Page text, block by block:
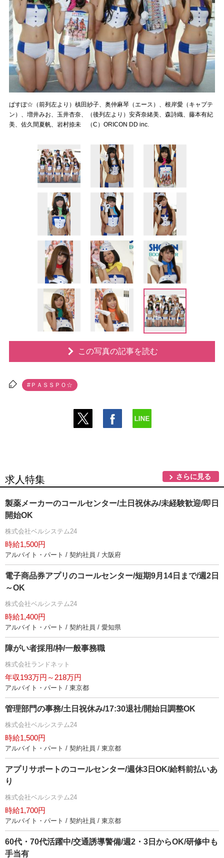
ぱすぽ☆（前列左より）槙田紗子、奥仲麻琴（エース）、根岸愛（キャプテ
ン）、増井みお、玉井杏奈、（後列左より）安斉奈緒美、森詩織、藤本有紀
美、佐久間夏帆、岩村捺未 （C）ORICON DD inc.
この写真の記事を読む
#ＰＡＳＳＰＯ☆
求人特集 さらに見る
製薬メーカーのコールセンター/土日祝休み/未経験歓迎/即日
開始OK
株式会社ベルシステム24
時給1,500円
アルバイト・パート / 契約社員 / 大阪府
電子商品券アプリのコールセンター/短期9月14日まで/週2日
～OK
株式会社ベルシステム24
時給1,400円
アルバイト・パート / 契約社員 / 愛知県
障がい者採用/枠/一般事務職
株式会社ランドネット
年収193万円～218万円
アルバイト・パート / 東京都
管理部門の事務/土日祝休み/17:30退社/開始日調整OK
株式会社ベルシステム24
時給1,500円
アルバイト・パート / 契約社員 / 東京都
アプリサポートのコールセンター/週休3日OK/給料前払いあ
り
株式会社ベルシステム24
時給1,700円
アルバイト・パート / 契約社員 / 東京都
60代・70代活躍中/交通誘導警備/週2・3日からOK/研修中も
手当有